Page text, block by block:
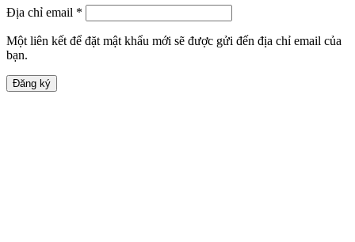
Địa chỉ email *
Một liên kết để đặt mật khẩu mới sẽ được gửi đến địa chỉ email của
bạn.
Đăng ký